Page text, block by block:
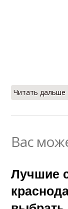
Читать
Вас
Лучшие